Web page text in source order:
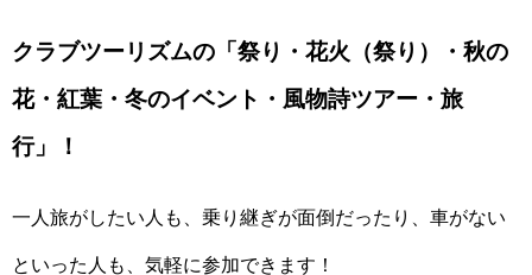
クラブツーリズムの「祭り・花火（祭り）・秋の
花・紅葉・冬のイベント・風物詩ツアー・旅
行」！
一人旅がしたい人も、乗り継ぎが面倒だったり、車がない
といった人も、気軽に参加できます！